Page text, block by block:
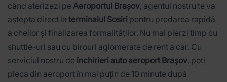
când aterizezi pe Aeroportul Brașov, agentul nostru te va
aștepta direct la terminalul Sosiri pentru predarea rapidă
a cheilor și finalizarea formalităților. Nu mai pierzi timp cu
shuttle-uri sau cu birouri aglomerate de rent a car. Cu
serviciul nostru de închirieri auto aeroport Brașov, poți
pleca din aeroport în mai puțin de 10 minute după